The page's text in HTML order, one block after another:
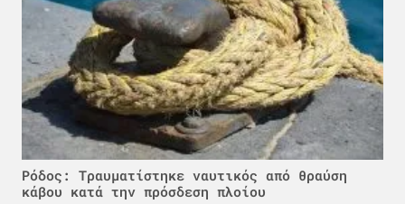
Ρόδος: Τραυματίστηκε ναυτικός από θραύση
κάβου κατά την πρόσδεση πλοίου